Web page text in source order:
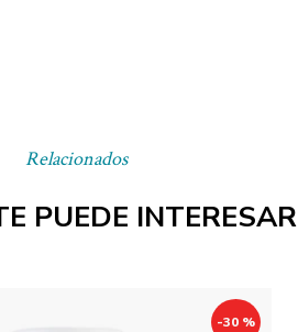
Relacionados
PUEDE INTERESAR
-30 %